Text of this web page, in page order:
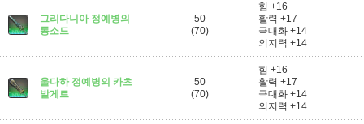
그리다니아 정예병의
롱소드
50
(70)
힘 +16
활력 +17
극대화 +14
의지력 +14
울다하 정예병의 카츠
발게르
50
(70)
힘 +16
활력 +17
극대화 +14
의지력 +14